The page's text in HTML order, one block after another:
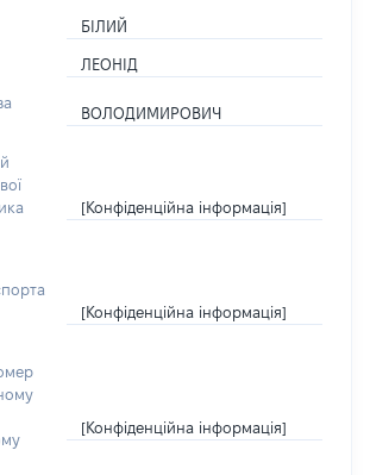
БІЛИЙ
ЛЕОНІД
ВОЛОДИМИРОВИЧ
[Конфіденційна інформація]
[Конфіденційна інформація]
[Конфіденційна інформація]